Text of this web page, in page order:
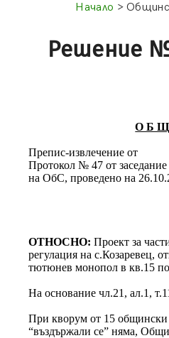
Начало >
Решение №
О Б
Препис-извлечение от
Протокол № 47 от заседание
на ОбС, проведено на
ОТНОСНО:Проект за
регулация на с.Козаревец,
тютюнев монопол в кв.15 по
На основание чл.21, ал.1,
При кворум от 15 общински
“въздържали се” няма,